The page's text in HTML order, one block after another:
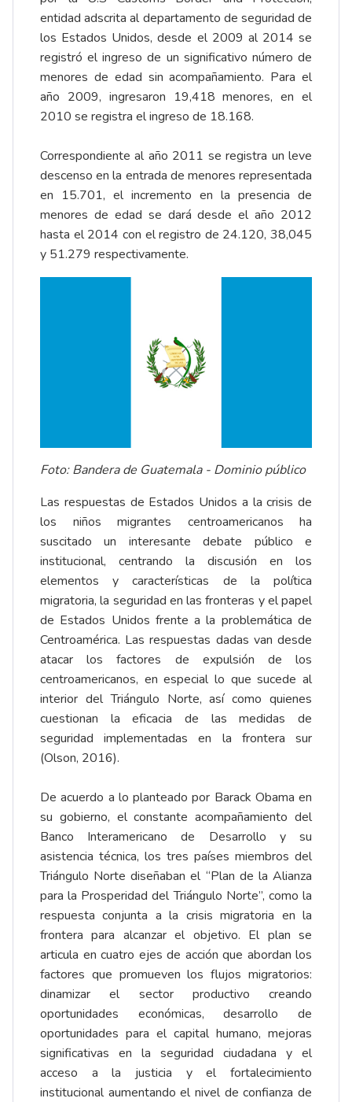
entidad adscrita al departamento de seguridad de
los Estados Unidos, desde el 2009 al 2014 se
registró el ingreso de un significativo número de
menores de edad sin acompañamiento. Para el
año 2009, ingresaron 19,418 menores, en el
2010 se registra el ingreso de 18.168.
Correspondiente al año 2011 se registra un leve
descenso en la entrada de menores representada
en 15.701, el incremento en la presencia de
menores de edad se dará desde el año 2012
hasta el 2014 con el registro de 24.120, 38,045
y 51.279 respectivamente.
Foto: Bandera de Guatemala - Dominio público
Las respuestas de Estados Unidos a la crisis de
los niños migrantes centroamericanos ha
suscitado un interesante debate público e
institucional, centrando la discusión en los
elementos y características de la política
migratoria, la seguridad en las fronteras y el papel
de Estados Unidos frente a la problemática de
Centroamérica. Las respuestas dadas van desde
atacar los factores de expulsión de los
centroamericanos, en especial lo que sucede al
interior del Triángulo Norte, así como quienes
cuestionan la eficacia de las medidas de
seguridad implementadas en la frontera sur
(Olson, 2016).
De acuerdo a lo planteado por Barack Obama en
su gobierno, el constante acompañamiento del
Banco Interamericano de Desarrollo y su
asistencia técnica, los tres países miembros del
Triángulo Norte diseñaban el “Plan de la Alianza
para la Prosperidad del Triángulo Norte”, como la
respuesta conjunta a la crisis migratoria en la
frontera para alcanzar el objetivo. El plan se
articula en cuatro ejes de acción que abordan los
factores que promueven los flujos migratorios:
dinamizar el sector productivo creando
oportunidades económicas, desarrollo de
oportunidades para el capital humano, mejoras
significativas en la seguridad ciudadana y el
acceso a la justicia y el fortalecimiento
institucional aumentando el nivel de confianza de